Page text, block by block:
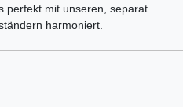
perfekt mit unseren, separat
harmoniert.